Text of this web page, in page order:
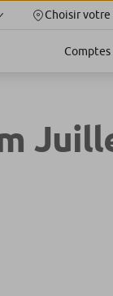
Choisir votre
Comptes